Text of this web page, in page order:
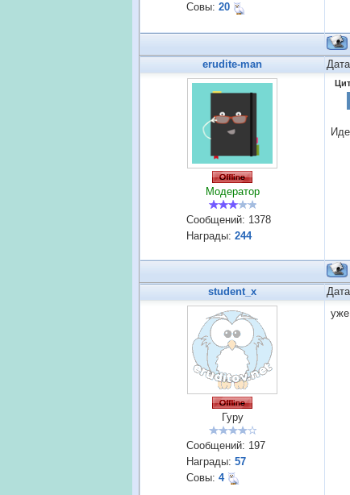
Совы: 20
erudite-man
Модератор
Сообщений: 1378
Награды: 244
student_x
Гуру
Сообщений: 197
Награды: 57
Совы: 4